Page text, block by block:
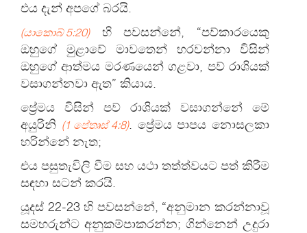
එය දැන් අපගේ බරයි.
(යාකොබ් 5:20)හි පවසන්නේ, “පව්කාරයෙකු
ඔහුගේ මුළාවේ මාවතෙන් හරවන්නා විසින්
ඔහුගේ ආත්මය මරණයෙන් ගළවා, පව් රාශියක්
වසාගන්නවා ඇත” කියාය.
ප්‍රේමය විසින් පව් රාශියක් වසාගන්නේ මේ
අයුරිනි (1 පේතෘස් 4:8). ප්‍රේමය පාපය නොසලකා
හරින්නේ නැත;
එය පසුතැවිලි වීම සහ යථා තත්ත්වයට පත් කිරීම
සඳහා සටන් කරයි.
යූදස් 22-23 හි පවසන්නේ, “අනුමාන කරන්නාවූ
සමහරුන්ට අනුකම්පාකරන්න; ගින්නෙන් උදුරා